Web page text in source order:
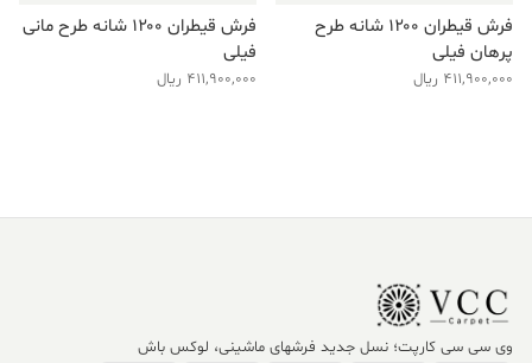
فرش قیطران ۱۲۰۰ شانه طرح
پرهان فیلی
411,900,000 ریال
فرش قیطران ۱۲۰۰ شانه طرح مانی
فیلی
411,900,000 ریال
وی سی سی کارپت؛ نسل جدید فرشهای ماشینی، لوکس باش